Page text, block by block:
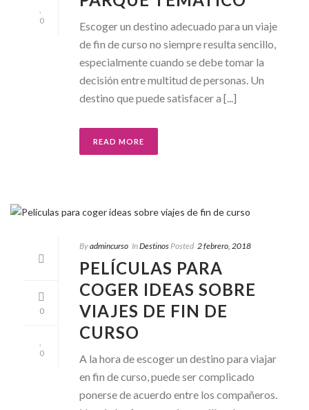
0
Escoger un destino adecuado para un viaje
de fin de curso no siempre resulta sencillo,
especialmente cuando se debe tomar la
decisión entre multitud de personas. Un
destino que puede satisfacer a [...]
READ MORE
0
0
Byadmincurso InDestinos Posted 2 febrero, 2018
PELÍCULAS PARA
COGER IDEAS SOBRE
VIAJES DE FIN DE
CURSO
A la hora de escoger un destino para viajar
en fin de curso, puede ser complicado
ponerse de acuerdo entre los compañeros.